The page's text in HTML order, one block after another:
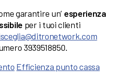
garantire un’ esperienza
per i tuoi clienti
3939518850.
Efficienza punto cassa